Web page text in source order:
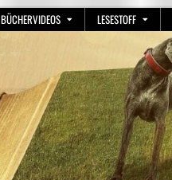
BÜCHERVIDEOS LESESTOFF